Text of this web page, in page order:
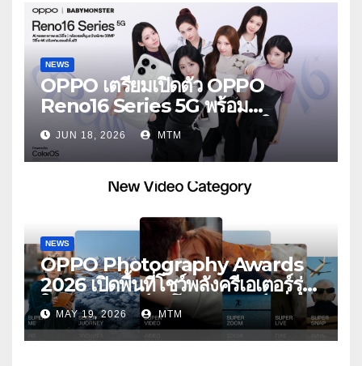
NEWS
OPPO เตรียมเปิดตัว OPPO
Reno16 Series 5G พร้อม
ประกาศ BABYMONSTER ใน
ฐานะ Reno Girls ชวนสัมผัส
ประสบการณ์ถ่ายภาพมุมกว้างพิเศษที่
อัปเกรดไปอีกขั้น กับ 4 สี 4 เทรนดี้
JUN 18, 2026 MTM
NEWS
OPPO Photography Awards
2026 เปิดพื้นที่โชว์พลังครีเอเตอร์รุ่น
ใหม่ รับเทรนด์วิดีโอคอนเทนต์ เพิ่ม
หมวด “Super Video” ครั้งแรก
MAY 19, 2026 MTM